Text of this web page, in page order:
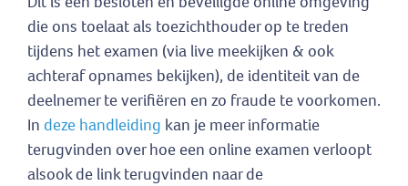
die ons toelaat als toezichthouder op te treden
tijdens het examen (via live meekijken & ook
achteraf opnames bekijken), de identiteit van de
deelnemer te verifiëren en zo fraude te voorkomen.
In deze handleiding kan je meer informatie
terugvinden over hoe een online examen verloopt
alsook de link terugvinden naar de